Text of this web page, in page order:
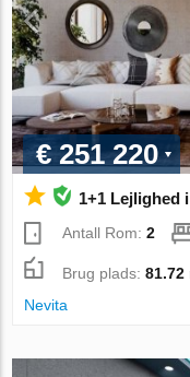
€ 251 220
1+1 Lejlighed
Antall Rom:2
Brug plads:81.72
Nevita